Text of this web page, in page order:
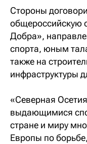
Стороны
общероссийскую
Добра»,
спорта, юным
также на
инфраструктуры
«Северная
выдающимися
стране и миру
Европы по